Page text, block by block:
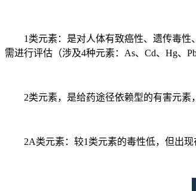
1类元素：是对人体有致癌性、遗传毒性
需进行评估（涉及4种元素：As、Cd、Hg、Pb
2类元素，是给药途径依赖型的有害元素
2A类元素：较1类元素的毒性低，但出现